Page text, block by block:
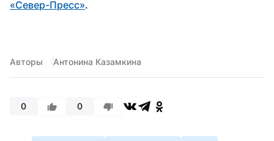
«Север-Пресс».
Авторы Антонина Казамкина
0 0